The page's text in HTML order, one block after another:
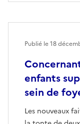
enfants
sein de
Les nouveaux
Publié le18